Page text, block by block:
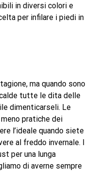
in diversi colori e
per infilare i piedi in
ma quando sono
tutte le dita delle
dimenticarseli. Le
pratiche dei
l’ideale quando siete
al freddo invernale. I
per una lunga
di averne sempre